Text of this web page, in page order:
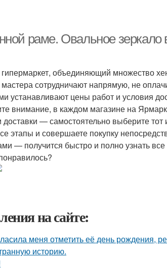
раме. Овальное зеркало
объединяющий множество
сотрудничают напрямую, не
устанавливают цены работ и условия
внимание, в каждом магазине на
— самостоятельно выберите тот
этапы и совершаете покупку
— получится быстро и полно узнать
на сайте:
меня отметить её день рождения,
историю.